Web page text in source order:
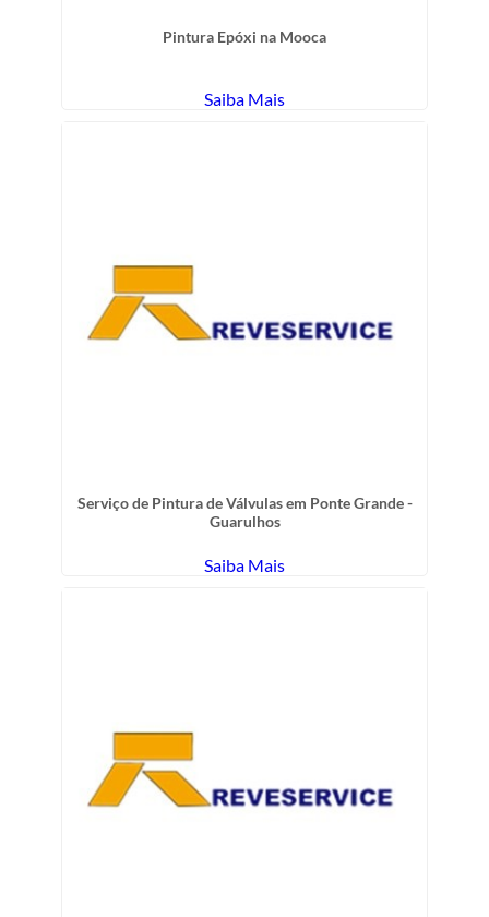
Pintura Epóxi na Mooca
Saiba Mais
Serviço de Pintura de Válvulas em Ponte Grande -
Guarulhos
Saiba Mais